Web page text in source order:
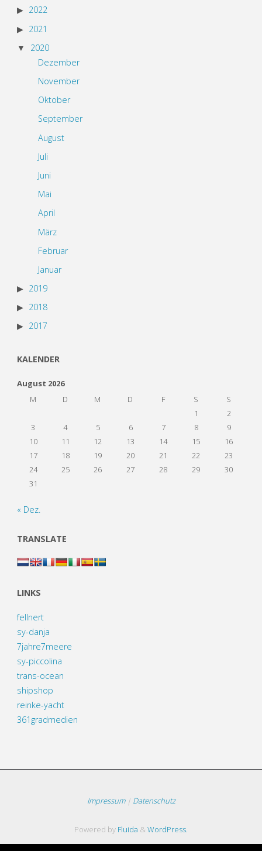
2022
2021
2020
Dezember
November
Oktober
September
August
Juli
Juni
Mai
April
März
Februar
Januar
2019
2018
2017
KALENDER
August 2026
M
D M D F S
S
1
2
3
4 5 6 7 8
9
10
11 12 13 14 15
16
17
18 19 20 21 22
23
24
25 26 27 28 29
30
31
« Dez.
TRANSLATE
LINKS
fellnert
sy-danja
7jahre7meere
sy-piccolina
trans-ocean
shipshop
reinke-yacht
361gradmedien
Impressum| Datenschutz
Powered by Fluida & WordPress.